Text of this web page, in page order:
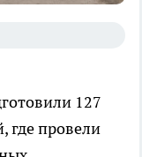
127
где провели